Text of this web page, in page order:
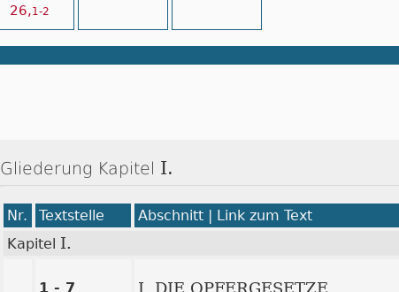
26,1-2
Gliederung Kapitel I.
Nr. Textstelle
Abschnitt | Link zum Text
Kapitel I.
1 - 7 I. DIE OPFERGESETZE